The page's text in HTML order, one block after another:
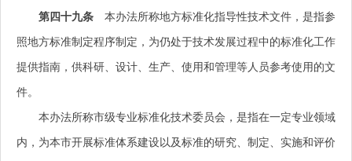
第四十九条 本办法所称地方标准化指导性技术文件，是指参
照地方标准制定程序制定，为仍处于技术发展过程中的标准化工作
提供指南，供科研、设计、生产、使用和管理等人员参考使用的文
件。
本办法所称市级专业标准化技术委员会，是指在一定专业领域
内，为本市开展标准体系建设以及标准的研究、制定、实施和评价